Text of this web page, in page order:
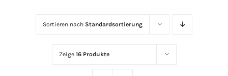
Sortieren nach Standardsortierung
Zeige 16 Produkte